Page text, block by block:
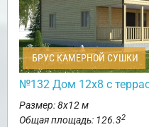
БРУС КАМЕРНОЙ СУШКИ
№132 Дом 12х8 с
Размер: 8х12 м
Общая площадь: 126.32